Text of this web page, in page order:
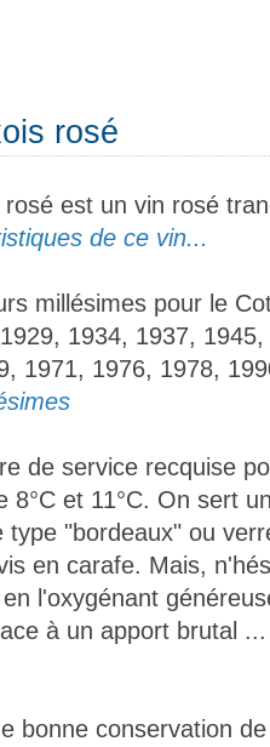
rosé
est un vin rosé
de ce vin...
millésimes pour le
1934, 1937,
1971, 1976, 1978,
de service recquise
8°C et 11°C. On sert
type "bordeaux" ou
en carafe. Mais,
l'oxygénant
à un apport brutal ...
bonne conservation